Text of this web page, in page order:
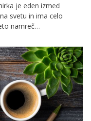
je eden izmed
svetu in ima celo
namreč